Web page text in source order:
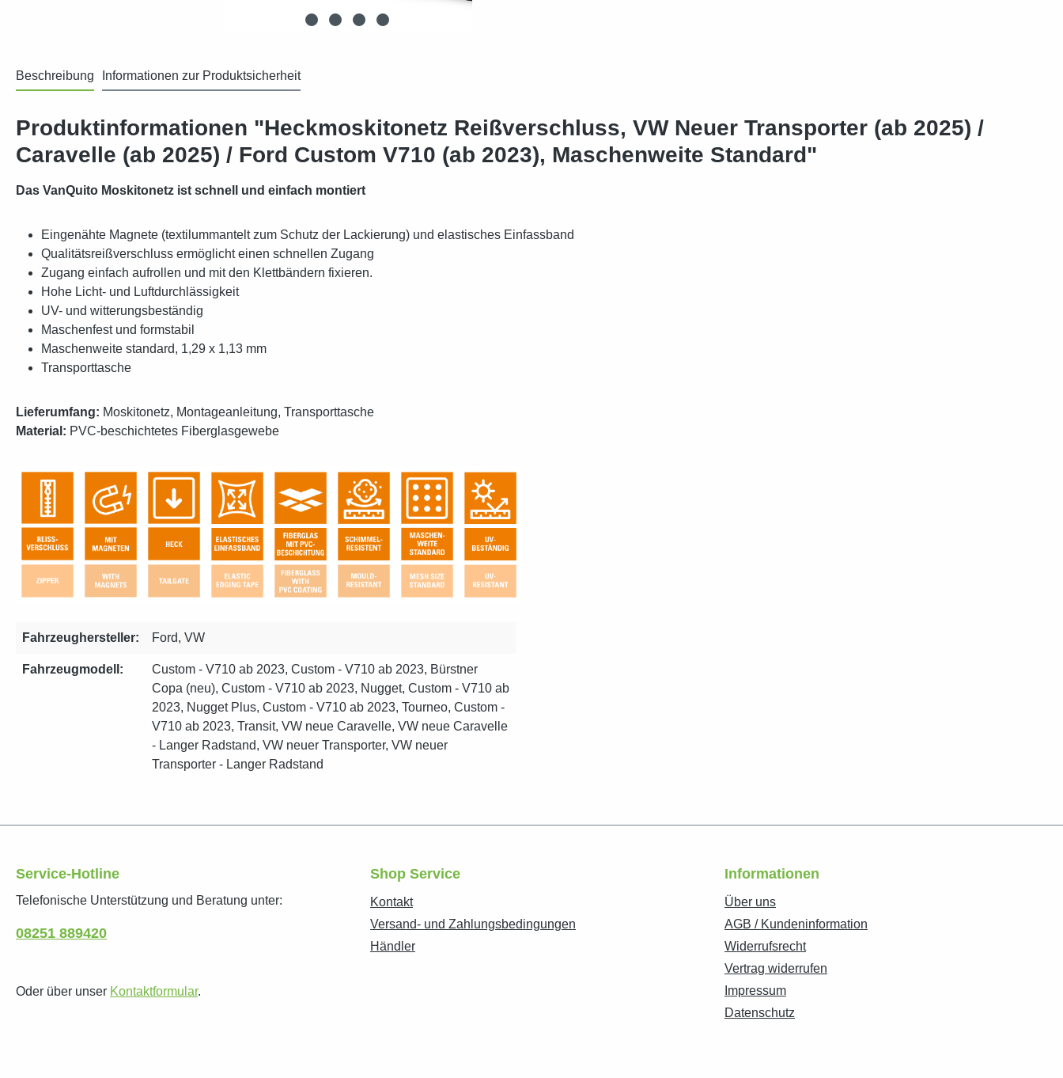
Beschreibung Informationen zur Produktsicherheit
Produktinformationen "Heckmoskitonetz Reißverschluss, VW Neuer Transporter (ab 2025) /
Caravelle (ab 2025) / Ford Custom V710 (ab 2023), Maschenweite Standard"
Das VanQuito Moskitonetz ist schnell und einfach montiert
Eingenähte Magnete (textilummantelt zum Schutz der Lackierung) und elastisches Einfassband
Qualitätsreißverschluss ermöglicht einen schnellen Zugang
Zugang einfach aufrollen und mit den Klettbändern fixieren.
Hohe Licht- und Luftdurchlässigkeit
UV- und witterungsbeständig
Maschenfest und formstabil
Maschenweite standard, 1,29 x 1,13 mm
Transporttasche
Lieferumfang: Moskitonetz, Montageanleitung, Transporttasche
Material: PVC-beschichtetes Fiberglasgewebe
Fahrzeughersteller: Ford, VW
Fahrzeugmodell:
Custom - V710 ab 2023, Custom - V710 ab 2023, Bürstner
Copa (neu), Custom - V710 ab 2023, Nugget, Custom - V710 ab
2023, Nugget Plus, Custom - V710 ab 2023, Tourneo, Custom -
V710 ab 2023, Transit, VW neue Caravelle, VW neue Caravelle
- Langer Radstand, VW neuer Transporter, VW neuer
Transporter - Langer Radstand
Service-Hotline
Telefonische Unterstützung und Beratung unter:
08251 889420
Oder über unser Kontaktformular.
Shop Service
Kontakt
Versand- und Zahlungsbedingungen
Händler
Informationen
Über uns
AGB / Kundeninformation
Widerrufsrecht
Vertrag widerrufen
Impressum
Datenschutz